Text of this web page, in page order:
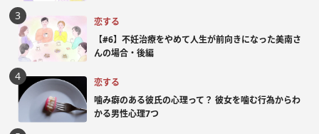
恋する
【#6】不妊治療をやめて人生が前向きになった美南さ
んの場合・後編
恋する
噛み癖のある彼氏の心理って？ 彼女を噛む行為からわ
かる男性心理7つ